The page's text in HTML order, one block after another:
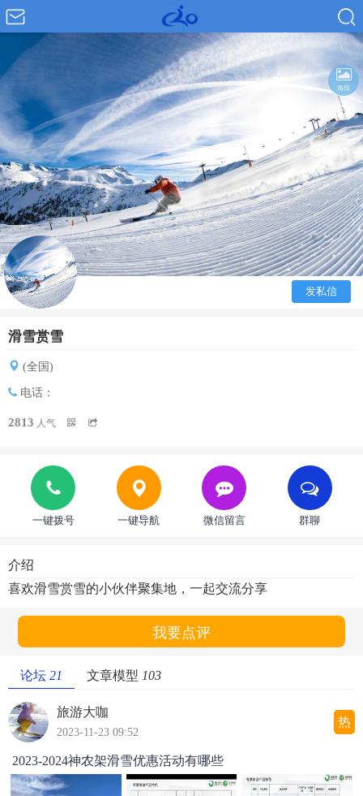
发私信
滑雪赏雪
(全国)
电话：
2813 人气
一键拨号 一键导航 微信留言 群聊
介绍
喜欢滑雪赏雪的小伙伴聚集地，一起交流分享
我要点评
论坛 21 文章模型 103
旅游大咖
2023-11-23 09:52
热
2023-2024神农架滑雪优惠活动有哪些
海报